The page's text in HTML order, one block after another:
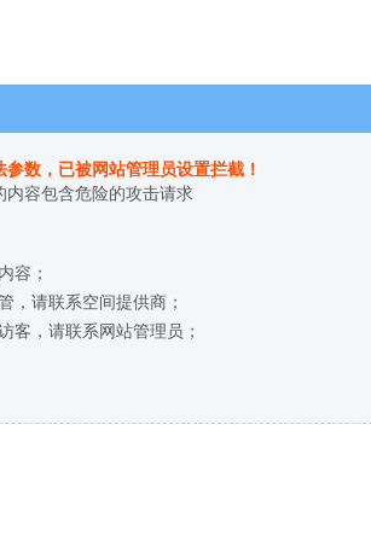
数，已被网站管理员设置拦截！
内容包含危险的攻击请求
容；
，请联系空间提供商；
客，请联系网站管理员；